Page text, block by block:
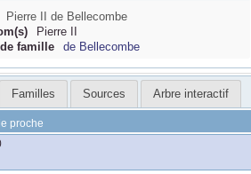
Pierre II de Bellecombe
Pierre II
famille
de Bellecombe
Familles Sources Arbre interactif
proche